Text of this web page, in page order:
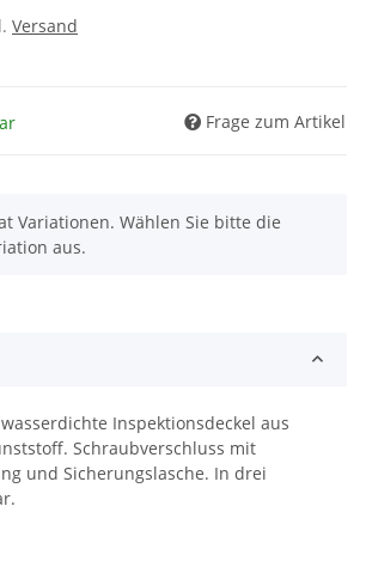
Versand
Frage zum Artikel
Variationen. Wählen Sie bitte die
aus.
Inspektionsdeckel aus
Schraubverschluss mit
und Sicherungslasche. In drei